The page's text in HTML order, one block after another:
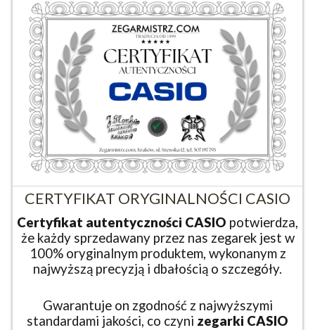
CERTYFIKAT ORYGINALNOŚCI CASIO
Certyfikat autentyczności CASIO potwierdza,
że każdy sprzedawany przez nas zegarek jest w
100% oryginalnym produktem, wykonanym z
najwyższą precyzją i dbałością o szczegóły.
Gwarantuje on zgodność z najwyższymi
standardami jakości, co czyni zegarki CASIO